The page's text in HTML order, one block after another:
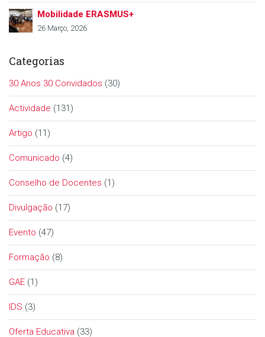
Mobilidade ERASMUS+
26 Março, 2026
Categorias
30 Anos 30 Convidados (30)
Actividade (131)
Artigo (11)
Comunicado (4)
Conselho de Docentes (1)
Divulgação (17)
Evento (47)
Formação (8)
GAE (1)
IDS (3)
Oferta Educativa (33)